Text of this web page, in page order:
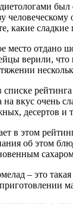
был
какие
место отдано
верили, что
на вкус очень
десертов и
в этом
об этом
– это